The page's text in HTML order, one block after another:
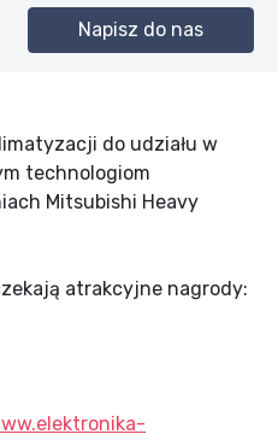
Napisz do nas
do udziału w
technologiom
Mitsubishi Heavy
atrakcyjne nagrody: